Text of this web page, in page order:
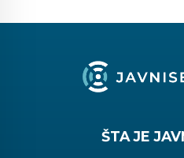
ŠTA JE